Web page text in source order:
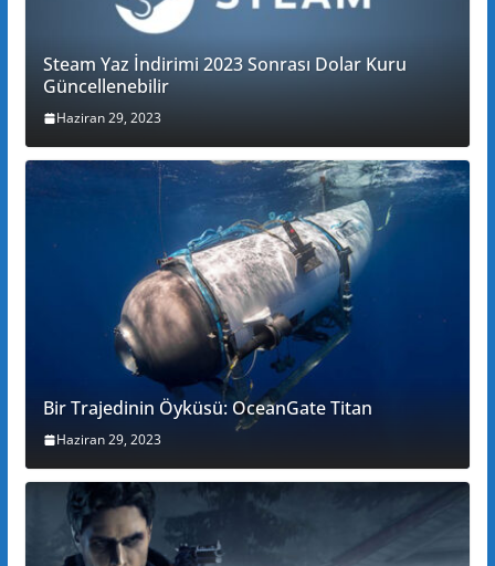
Steam Yaz İndirimi 2023 Sonrası Dolar Kuru
Güncellenebilir
Haziran 29, 2023
Bir Trajedinin Öyküsü: OceanGate Titan
Haziran 29, 2023